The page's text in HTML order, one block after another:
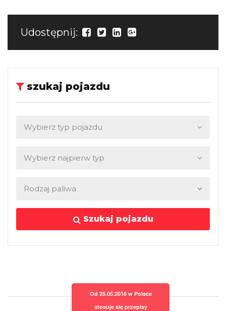
Udostępnij:
szukaj pojazdu
Szukaj pojazdu
Od 25.05.2018 w Polsce
stosuje się przepisy